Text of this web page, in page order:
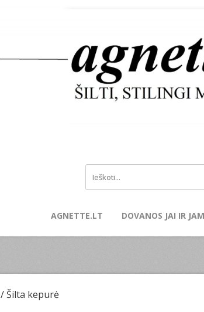
AGNETTE.LT DOVANOS JAI IR JAM
/ Šilta kepurė